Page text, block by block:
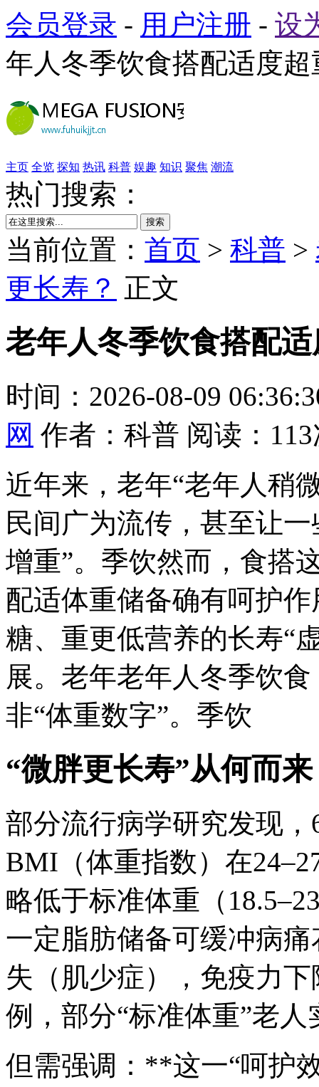
会员登录 - 用户注册 - 设
年人冬季饮食搭配适度
主页 全览 探知 热讯 科普 娱趣 知识 聚焦 潮流
热门搜索：
搜索
当前位置： 首页 > 科普 >
更长寿？ 正文
老年人冬季饮食搭配
时间：2026-08-09
网 作者：科普 阅读：
近年来，老年“老年人稍
民间广为流传，甚至让
增重”。季饮然而，食搭
配适体重储备确有呵护
糖、重更低营养的长寿“
展。老年老年人冬季饮
非“体重数字”。季饮
“微胖更长寿”从何而
部分流行病学研究发现
BMI（体重指数）在
略低于标准体重（
一定脂肪储备可缓冲病
失（肌少症），免疫力
例，部分“标准体重”老
但需强调：**这一“呵护